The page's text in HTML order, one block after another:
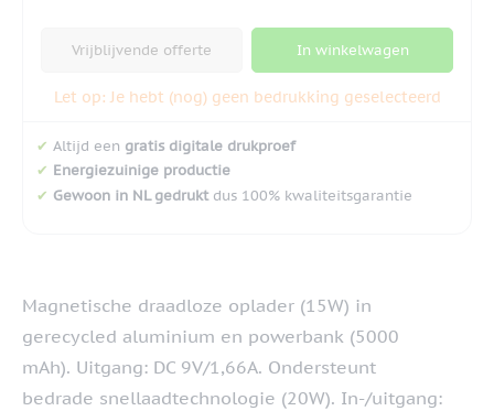
Vrijblijvende offerte In winkelwagen
Let op: Je hebt (nog) geen bedrukking geselecteerd
✔ Altijd een gratis digitale drukproef
✔ Energiezuinige productie
✔ Gewoon in NL gedruktdus 100% kwaliteitsgarantie
Magnetische draadloze oplader (15W) in
gerecycled aluminium en powerbank (5000
mAh). Uitgang: DC 9V/1,66A. Ondersteunt
bedrade snellaadtechnologie (20W). In-/uitgang: